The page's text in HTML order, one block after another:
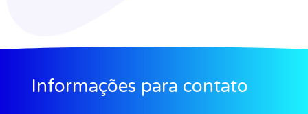
Informações para contato